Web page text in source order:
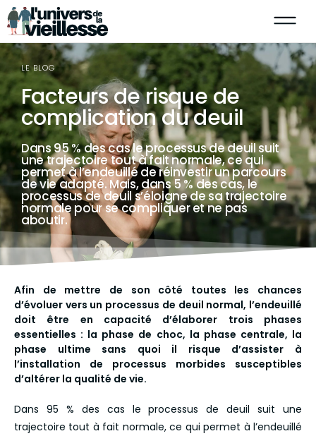
LE BLOG
Facteurs de risque de
complication du deuil
Dans 95 % des cas le processus de deuil suit
une trajectoire tout à fait normale, ce qui
permet à l’endeuillé de réinvestir un parcours
de vie adapté. Mais, dans 5 % des cas, le
processus de deuil s’éloigne de sa trajectoire
normale pour se compliquer et ne pas
aboutir.
Afin de mettre de son côté toutes les chances
d’évoluer vers un processus de deuil normal, l’endeuillé
doit être en capacité d’élaborer trois phases
essentielles : la phase de choc, la phase centrale, la
phase ultime sans quoi il risque d’assister à
l’installation de processus morbides susceptibles
d’altérer la qualité de vie.
Dans 95 % des cas le processus de deuil suit une
trajectoire tout à fait normale, ce qui permet à l’endeuillé